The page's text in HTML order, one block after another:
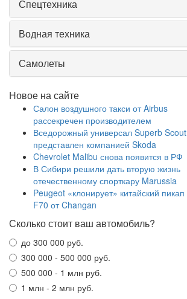
Спецтехника
Водная техника
Самолеты
Новое на сайте
Салон воздушного такси от Airbus
рассекречен производителем
Вседорожный универсал Superb Scout
представлен компанией Skoda
Chevrolet Malibu снова появится в РФ
В Сибири решили дать вторую жизнь
отечественному спорткару Marussia
Peugeot «клонирует» китайский пикап
F70 от Changan
Сколько стоит ваш автомобиль?
до 300 000 руб.
300 000 - 500 000 руб.
500 000 - 1 млн руб.
1 млн - 2 млн руб.